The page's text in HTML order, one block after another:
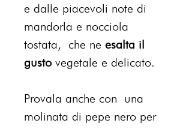
e dalle piacevoli note di
mandorla e nocciola
tostata, che ne esalta il
gusto vegetale e delicato.
Provala anche con una
molinata di pepe nero per